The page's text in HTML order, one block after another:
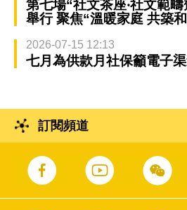
第七場“社文茶座‧社文範
舉行 聚焦“溫暖家庭 共築
2026-07-15 12:13
七月為供款月社保籲電子
訂閱頻道